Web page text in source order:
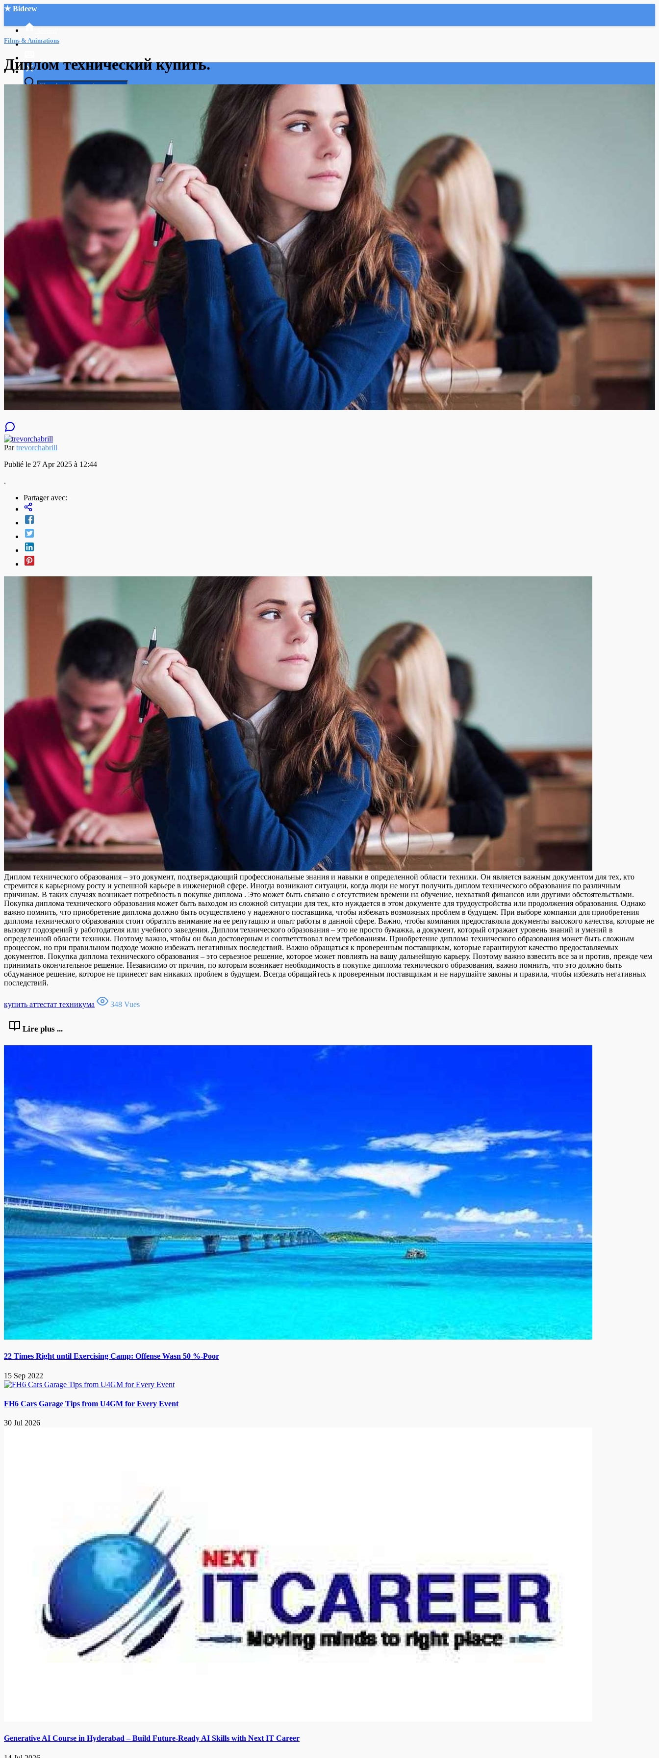
★ Bideew
Créer un compte
Mode nuit
Films & Animations
Диплом технический купить.
Partrevorchabrill
Publié le 27 Apr 2025 à 12:44
.
Partager avec:
Диплом технического образования – это документ, подтверждающий профессиональные знания и навыки в определенной области техники. Он является важным документом для тех, кто
стремится к карьерному росту и успешной карьере в инженерной сфере. Иногда возникают ситуации, когда люди не могут получить диплом технического образования по различным
причинам. В таких случаях возникает потребность в покупке диплома . Это может быть связано с отсутствием времени на обучение, нехваткой финансов или другими обстоятельствами.
Покупка диплома технического образования может быть выходом из сложной ситуации для тех, кто нуждается в этом документе для трудоустройства или продолжения образования. Однако
важно помнить, что приобретение диплома должно быть осуществлено у надежного поставщика, чтобы избежать возможных проблем в будущем. При выборе компании для приобретения
диплома технического образования стоит обратить внимание на ее репутацию и опыт работы в данной сфере. Важно, чтобы компания предоставляла документы высокого качества, которые не
вызовут подозрений у работодателя или учебного заведения. Диплом технического образования – это не просто бумажка, а документ, который отражает уровень знаний и умений в
определенной области техники. Поэтому важно, чтобы он был достоверным и соответствовал всем требованиям. Приобретение диплома технического образования может быть сложным
процессом, но при правильном подходе можно избежать негативных последствий. Важно обращаться к проверенным поставщикам, которые гарантируют качество предоставляемых
документов. Покупка диплома технического образования – это серьезное решение, которое может повлиять на вашу дальнейшую карьеру. Поэтому важно взвесить все за и против, прежде чем
принимать окончательное решение. Независимо от причин, по которым возникает необходимость в покупке диплома технического образования, важно помнить, что это должно быть
обдуманное решение, которое не принесет вам никаких проблем в будущем. Всегда обращайтесь к проверенным поставщикам и не нарушайте законы и правила, чтобы избежать негативных
последствий.
купить аттестат техникума 348 Vues
Lire plus ...
22 Times Right until Exercising Camp: Offense Wasn 50 %-Poor
15 Sep 2022
FH6 Cars Garage Tips from U4GM for Every Event
30 Jul 2026
Generative AI Course in Hyderabad – Build Future-Ready AI Skills with Next IT Career